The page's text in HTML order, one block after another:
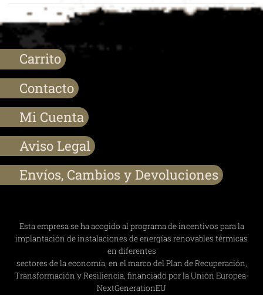
J. Antonio
BUEN PRODUCTO
BUENA CALIDAD Y TEXTURA DE LA PANA. \r\nEN
ESPERA DE PODER UTILIZARLA Y PODER DAR MI
OPINION, PARECE BUEN PRODUCTO.
RAMON –
Maria –
La bota es preciosa. La he comprado para un regalo y
seguro que llama la atención porque está poco vista.
Carrito
Contacto
Mi Cuenta
Aviso Legal
Envíos, Cambios y Devoluciones
Esta empresa se ha acogido al programa de incentivos para la
implantación de instalaciones de energías renovables térmicas
en diferentes
sectores de la economía, en el marco del Plan de Recuperación,
Transformación y Resiliencia, financiado por la Unión Europea-
NextGenerationEU